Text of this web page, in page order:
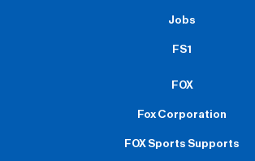
Jobs
FS1
FOX
Fox Corporation
FOX Sports Supports